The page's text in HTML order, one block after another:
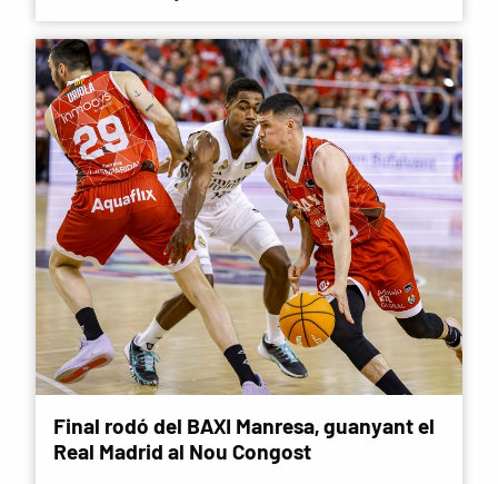
Final rodó del BAXI Manresa, guanyant el
Real Madrid al Nou Congost